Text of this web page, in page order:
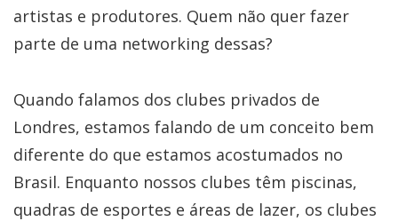
artistas e produtores. Quem não quer fazer
parte de uma networking dessas?
Quando falamos dos clubes privados de
Londres, estamos falando de um conceito bem
diferente do que estamos acostumados no
Brasil. Enquanto nossos clubes têm piscinas,
quadras de esportes e áreas de lazer, os clubes